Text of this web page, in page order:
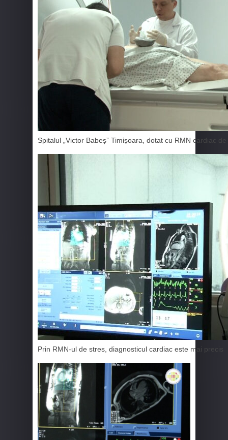
Spitalul „Victor Babeș” Timișoara, dotat cu RMN cardiac de
Prin RMN-ul de stres, diagnosticul cardiac este mai precis